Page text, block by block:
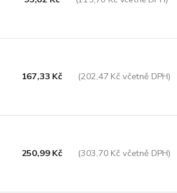
167,33 Kč (202,47 Kč včetně DPH)
250,99 Kč (303,70 Kč včetně DPH)